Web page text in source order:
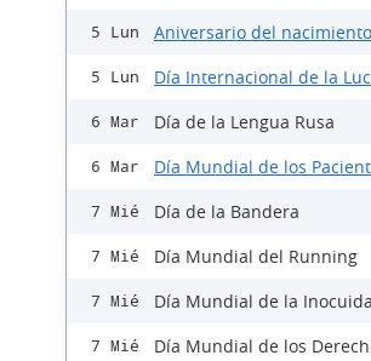
5 Lun Aniversario del
5 Lun Día Internacional de la
6 Mar Día de la Lengua Rusa
6 Mar Día Mundial de los
7 Mié Día de la Bandera
7 Mié Día Mundial del Running
7 Mié Día Mundial de la
7 Mié Día Mundial de los